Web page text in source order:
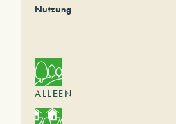
Nutzung
ALLEEN